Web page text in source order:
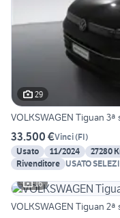
29
VOLKSWAGEN Tiguan 3ª
33.500 €Vinci(FI)
Usato
11/2024 27280
Rivenditore USATO
16
VOLKSWAGEN Tiguan 2ª